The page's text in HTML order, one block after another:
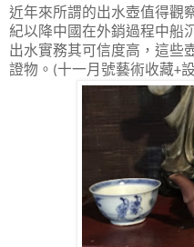
近年來所謂的出水壺值得觀
紀以降中國在外銷過程中船
出水實務其可信度高，這些
證物。 (十一月號藝術收藏+